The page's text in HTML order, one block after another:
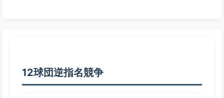
12球団逆指名競争